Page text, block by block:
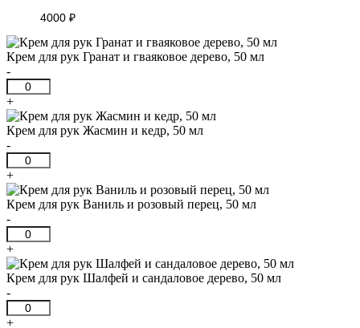
4000₽
Крем для рук Гранат и гваяковое дерево, 50 мл
-
Количество
товара
Крем
для
Гранат
и
гваяковое
дерево,
50
мл
+
Крем для рук Жасмин и кедр, 50 мл
-
Количество
товара
Крем
для
Жасмин
и
кедр,
50
мл
+
Крем для рук Ваниль и розовый перец, 50 мл
-
Количество
товара
Крем
для
Ваниль
и
+
Крем для рук Шалфей и сандаловое дерево, 50 мл
-
Количество
товара
+